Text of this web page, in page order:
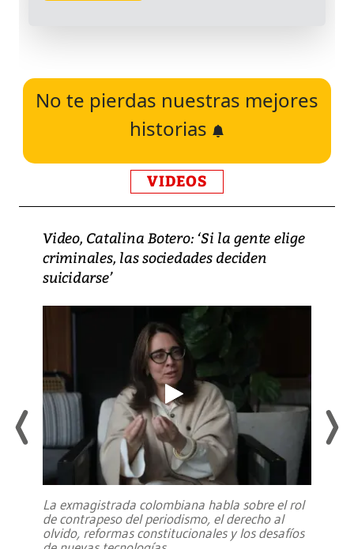
No te pierdas nuestras mejores
historias
VIDEOS
Video, Catalina Botero: ‘Si la gente elige
criminales, las sociedades deciden
suicidarse’
La exmagistrada colombiana habla sobre el rol
de contrapeso del periodismo, el derecho al
olvido, reformas constitucionales y los desafíos